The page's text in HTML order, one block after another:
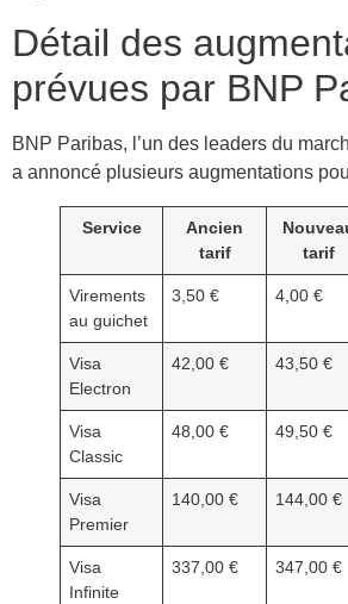
Détail des
prévues par BNP
BNP Paribas, l’un des leaders du
a annoncé plusieurs augmentations
Service
Ancien
tarif
tarif
Virements
au guichet
3,50 € 4,00 €
Visa
Electron
42,00 € 43,50 €
Visa
Classic
48,00 € 49,50 €
Visa
Premier
140,00 € 144,00 €
Visa
Infinite
337,00 € 347,00 €